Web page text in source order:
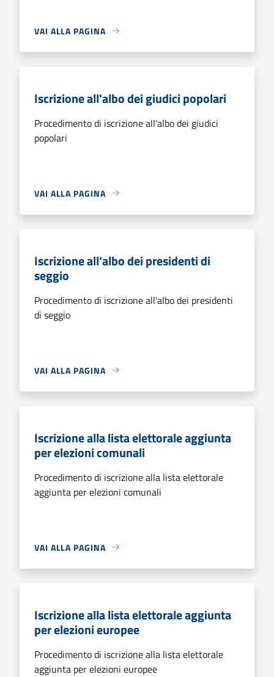
VAI ALLA PAGINA
Iscrizione all'albo dei giudici popolari
Procedimento di iscrizione all'albo dei giudici
popolari
VAI ALLA PAGINA
Iscrizione all'albo dei presidenti di
seggio
Procedimento di iscrizione all'albo dei presidenti
di seggio
VAI ALLA PAGINA
Iscrizione alla lista elettorale aggiunta
per elezioni comunali
Procedimento di iscrizione alla lista elettorale
aggiunta per elezioni comunali
VAI ALLA PAGINA
Iscrizione alla lista elettorale aggiunta
per elezioni europee
Procedimento di iscrizione alla lista elettorale
aggiunta per elezioni europee